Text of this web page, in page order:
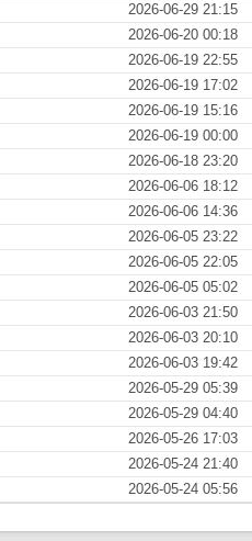
2026-06-29 21:15
2026-06-20 00:18
2026-06-19 22:55
2026-06-19 17:02
2026-06-19 15:16
2026-06-19 00:00
2026-06-18 23:20
2026-06-06 18:12
2026-06-06 14:36
2026-06-05 23:22
2026-06-05 22:05
2026-06-05 05:02
2026-06-03 21:50
2026-06-03 20:10
2026-06-03 19:42
2026-05-29 05:39
2026-05-29 04:40
2026-05-26 17:03
2026-05-24 21:40
2026-05-24 05:56